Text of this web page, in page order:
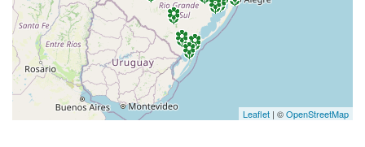
Leaflet | ©OpenStreetMap